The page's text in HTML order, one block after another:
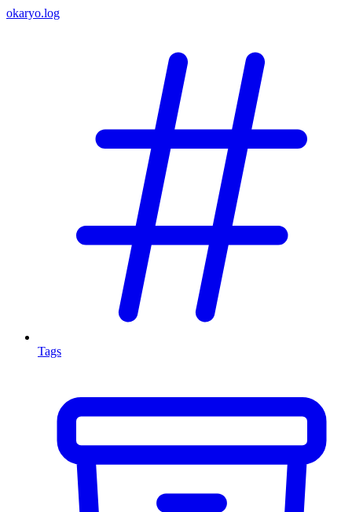
okaryo.log
Tags